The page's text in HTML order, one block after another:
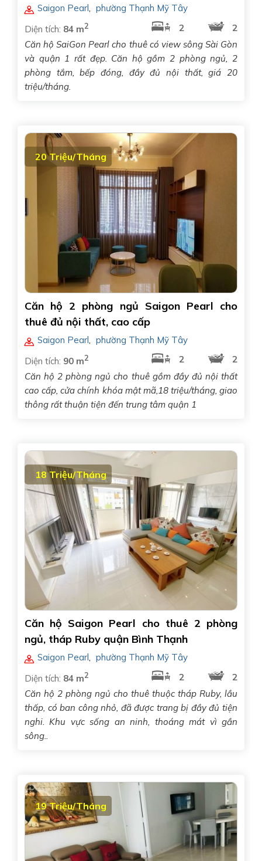
Saigon Pearl, phường Thạnh Mỹ Tây
Diện tích: 84 m2 2
2
Căn hộ SaiGon Pearl cho thuê có view sông Sài Gòn
và quận 1 rất đẹp. Căn hộ gồm 2 phòng ngủ, 2
phòng tắm, bếp đóng, đầy đủ nội thất, giá 20
triệu/tháng.
20 Triệu/Tháng
Căn hộ 2 phòng ngủ Saigon Pearl cho
thuê đủ nội thất, cao cấp
Saigon Pearl
phường Thạnh Mỹ Tây
Diện tích: 90 m2 2
2
Căn hộ 2 phòng ngủ cho thuê gồm đầy đủ nội thất
cao cấp, cửa chính khóa mật mã,18 triệu/tháng, giao
thông rất thuận tiện đến trung tâm quận 1
18 Triệu/Tháng
Căn hộ Saigon Pearl cho thuê 2 phòng
ngủ, tháp Ruby quận Bình Thạnh
Saigon Pearl, phường Thạnh Mỹ Tây
Diện tích: 84 m2 2
2
Căn hộ 2 phòng ngủ cho thuê thuộc tháp Ruby, lầu
thấp, có ban công nhỏ, đã được trang bị đầy đủ tiện
nghi. Khu vực sống an ninh, thoáng mát vì gần
sông..
19 Triệu/Tháng